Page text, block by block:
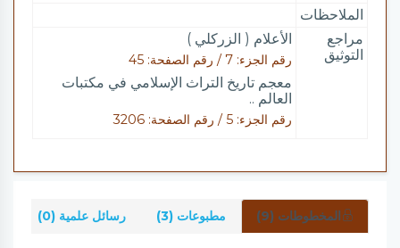
الملاحظات
مراجع
التوثيق
الأعلام ( الزركلي )
رقم الجزء: 7 / رقم الصفحة: 45
معجم تاريخ التراث الإسلامي في مكتبات
العالم ..
رقم الجزء: 5 / رقم الصفحة: 3206
المخطوطات (9) مطبوعات (3) رسائل علمية (0)